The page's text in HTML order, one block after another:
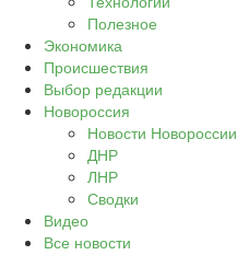
Полезное
Экономика
Происшествия
Выбор редакции
Новороссия
Новости Новороссии
ДНР
ЛНР
Сводки
Видео
Все новости